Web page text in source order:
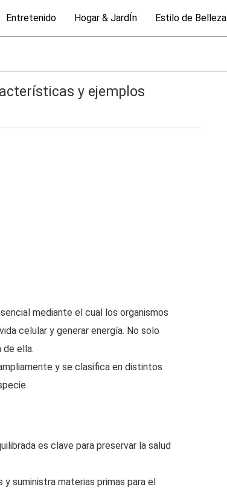
Entretenido Hogar & JardÍn Estilo de Belleza
y ejemplos
mediante el cual los organismos
celular y generar energía. No solo
de ella.
y se clasifica en distintos
es clave para preservar la salud
suministra materias primas para el